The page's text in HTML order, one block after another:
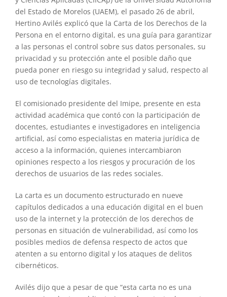
del Estado de Morelos (UAEM), el pasado 26 de abril,
Hertino Avilés explicó que la Carta de los Derechos de la
Persona en el entorno digital, es una guía para garantizar
a las personas el control sobre sus datos personales, su
privacidad y su protección ante el posible daño que
pueda poner en riesgo su integridad y salud, respecto al
uso de tecnologías digitales.
El comisionado presidente del Imipe, presente en esta
actividad académica que contó con la participación de
docentes, estudiantes e investigadores en inteligencia
artificial, así como especialistas en materia jurídica de
acceso a la información, quienes intercambiaron
opiniones respecto a los riesgos y procuración de los
derechos de usuarios de las redes sociales.
La carta es un documento estructurado en nueve
capítulos dedicados a una educación digital en el buen
uso de la internet y la protección de los derechos de
personas en situación de vulnerabilidad, así como los
posibles medios de defensa respecto de actos que
atenten a su entorno digital y los ataques de delitos
cibernéticos.
Avilés dijo que a pesar de que “esta carta no es una